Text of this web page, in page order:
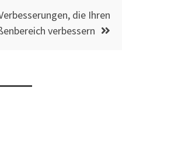
die Ihren
verbessern